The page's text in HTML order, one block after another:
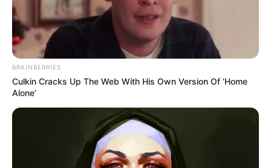
BRAINBERRIES
Culkin Cracks Up The Web With His Own Version Of ‘Home
Alone’